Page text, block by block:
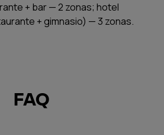
+ bar — 2 zonas; hotel
+ gimnasio) — 3 zonas.
FAQ